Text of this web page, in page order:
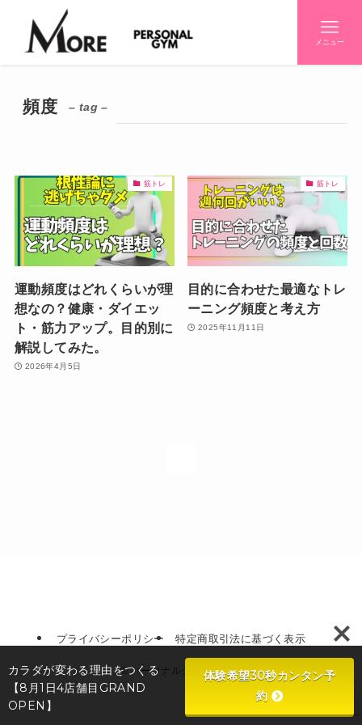
メニュー
頻度 – tag –
筋トレ
運動頻度はどれくらいが理
想なの？健康・ダイエッ
ト・筋力アップ。目的別に
解説してみた。
2026年4月5日
筋トレ
目的に合わせた最適なトレ
ーニング頻度と考え方
2025年11月11日
プライバシーポリシー 特定商取引法に基づく表示
©パーソナルジムMORE
カラダが変わる理由をつくる
【8月1日4店舗目GRAND
OPEN】
体験希望30秒カンタン予
約